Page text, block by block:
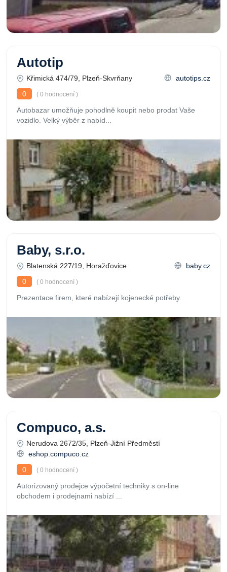
Autotip
Křimická 474/79, Plzeň-Skvrňany
autotips.cz
0
( 0 hodnocení )
Autobazar umožňuje pohodlně koupit nebo prodat Vaše
vozidlo. Velký výběr z nabíd...
Baby, s.r.o.
Blatenská 227/19, Horažďovice
baby.cz
0
( 0 hodnocení )
Prezentace firem, které nabízejí kojenecké potřeby.
Compuco, a.s.
Nerudova 2672/35, Plzeň-Jižní Předměstí
eshop.compuco.cz
0
( 0 hodnocení )
Autorizovaný prodejce výpočetní techniky s on-line
obchodem i prodejnami nabízí ...